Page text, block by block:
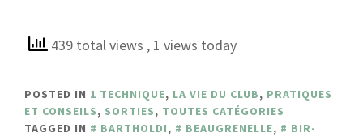
439 total views , 1 views today
POSTED IN 1 TECHNIQUE, LA VIE DU CLUB, PRATIQUES
ET CONSEILS, SORTIES, TOUTES CATÉGORIES
TAGGED IN
BARTHOLDI, BEAUGRENELLE,
BIR-